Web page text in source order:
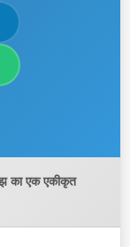
का एक एकीकृत